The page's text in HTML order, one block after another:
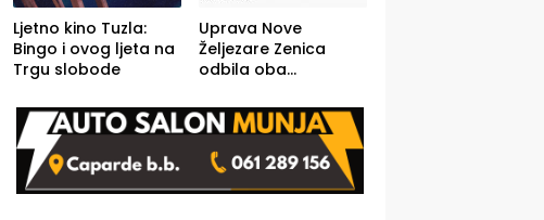
Ljetno kino Tuzla:
Bingo i ovog ljeta na
Trgu slobode
Uprava Nove
Željezare Zenica
odbila oba
FBiH: Ustrajni da je
stečaj jedino rješenje